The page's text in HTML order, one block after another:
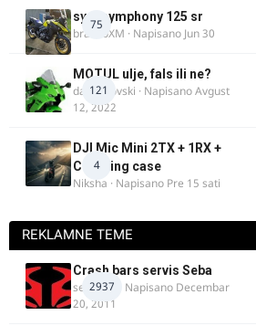
75
sym symphony 125 sr
brankoXM · Napisano Jun 30
121
MOTUL ulje, fals ili ne?
dalipopovski · NapisanoAvgust
12, 2022
4
DJI Mic Mini 2TX + 1RX +
Charging case
Niksha · Napisano Pre 15 sati
REKLAMNE TEME
2937
Crash bars servis Seba
seba011 · Napisano Decembar
20, 2011